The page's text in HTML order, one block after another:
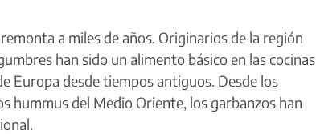
a miles de años. Originarios de la región
han sido un alimento básico en las cocinas
Europa desde tiempos antiguos. Desde los
hummus del Medio Oriente, los garbanzos han